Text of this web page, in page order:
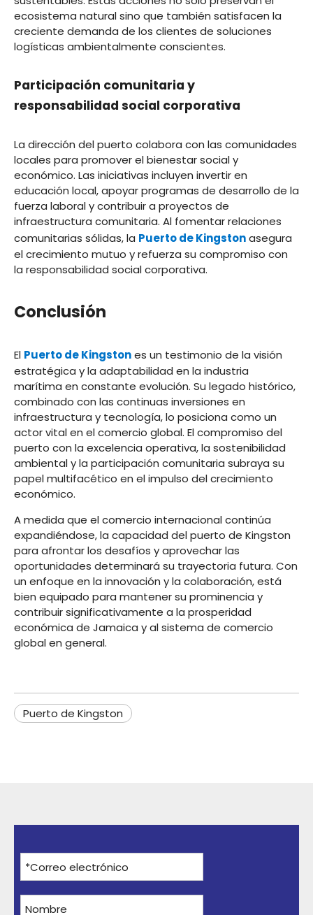
ecosistema natural sino que también satisfacen la
creciente demanda de los clientes de soluciones
logísticas ambientalmente conscientes.
Participación comunitaria y
responsabilidad social corporativa
La dirección del puerto colabora con las comunidades
locales para promover el bienestar social y
económico. Las iniciativas incluyen invertir en
educación local, apoyar programas de desarrollo de la
fuerza laboral y contribuir a proyectos de
infraestructura comunitaria. Al fomentar relaciones
comunitarias sólidas, la Puerto de Kingstonasegura
el crecimiento mutuo y refuerza su compromiso con
la responsabilidad social corporativa.
Conclusión
El Puerto de Kingstones un testimonio de la visión
estratégica y la adaptabilidad en la industria
marítima en constante evolución. Su legado histórico,
combinado con las continuas inversiones en
infraestructura y tecnología, lo posiciona como un
actor vital en el comercio global. El compromiso del
puerto con la excelencia operativa, la sostenibilidad
ambiental y la participación comunitaria subraya su
papel multifacético en el impulso del crecimiento
económico.
A medida que el comercio internacional continúa
expandiéndose, la capacidad del puerto de Kingston
para afrontar los desafíos y aprovechar las
oportunidades determinará su trayectoria futura. Con
un enfoque en la innovación y la colaboración, está
bien equipado para mantener su prominencia y
contribuir significativamente a la prosperidad
económica de Jamaica y al sistema de comercio
global en general.
Puerto de Kingston